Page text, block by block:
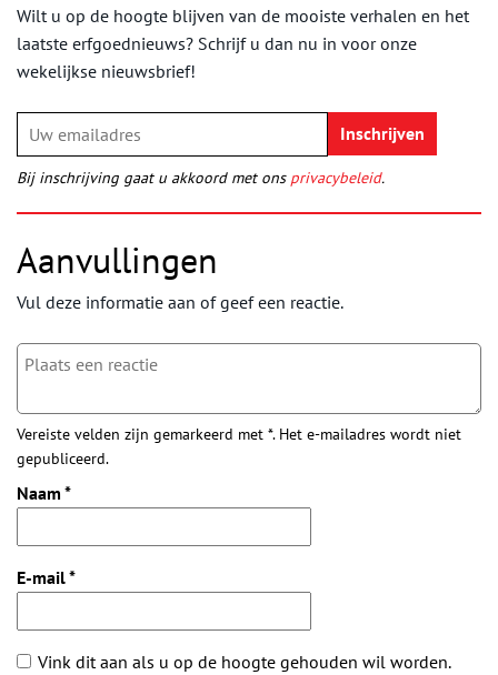
Wilt u op de hoogte blijven van de mooiste verhalen en het
laatste erfgoednieuws? Schrijf u dan nu in voor onze
wekelijkse nieuwsbrief!
Bij inschrijving gaat u akkoord met ons privacybeleid.
Aanvullingen
Vul deze informatie aan of geef een reactie.
Vereiste velden zijn gemarkeerd met *. Het e-mailadres wordt niet
gepubliceerd.
Naam *
E-mail*
Vink dit aan als u op de hoogte gehouden wil worden.